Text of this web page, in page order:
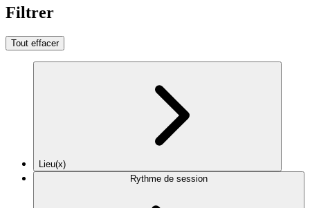
Filtrer
Tout effacer
Lieu(x)
Rythme de session